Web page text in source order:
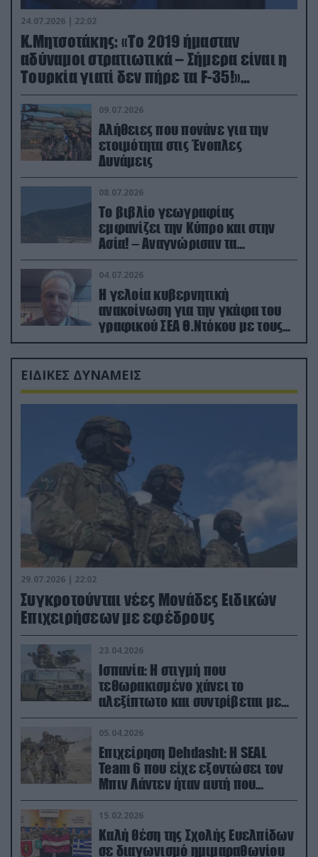
24.07.2026 | 22:02
Κ.Μητσοτάκης: «Το 2019 ήμασταν
αδύναμοι στρατιωτικά – Σήμερα είναι η
Τουρκία γιατί δεν πήρε τα F-35!»
(βίντεο)
09.07.2026
Αλήθειες που πονάνε για την
ετοιμότητα στις Ένοπλες
Δυνάμεις
08.07.2026
Το βιβλίο γεωγραφίας
εμφανίζει την Κύπρο και στην
Ασία! – Αναγνώρισαν τα
κατεχόμενα; (φωτο)
04.07.2026
Η γελοία κυβερνητική
ανακοίνωση για την γκάφα του
γραφικού ΣΕΑ Θ.Ντόκου με τους
Ρώσους φαρσέρ
ΕΙΔΙΚΕΣ ΔΥΝΑΜΕΙΣ
29.07.2026 | 22:02
Συγκροτούνται νέες Μονάδες Ειδικών
Επιχειρήσεων με εφέδρους
23.04.2026
Ισπανία: Η στιγμή που
τεθωρακισμένο χάνει το
αλεξίπτωτο και συντρίβεται με
ορμή στο έδαφος (βίντεο)
05.04.2026
Επιχείρηση Dehdasht: Η SEAL
Team 6 που είχε εξοντώσει τον
Μπιν Λάντεν ήταν αυτή που
διέσωσε τον πιλότο του F-15
15.02.2026
Καλή θέση της Σχολής Ευελπίδων
σε διαγωνισμό ημιμαραθωνίου